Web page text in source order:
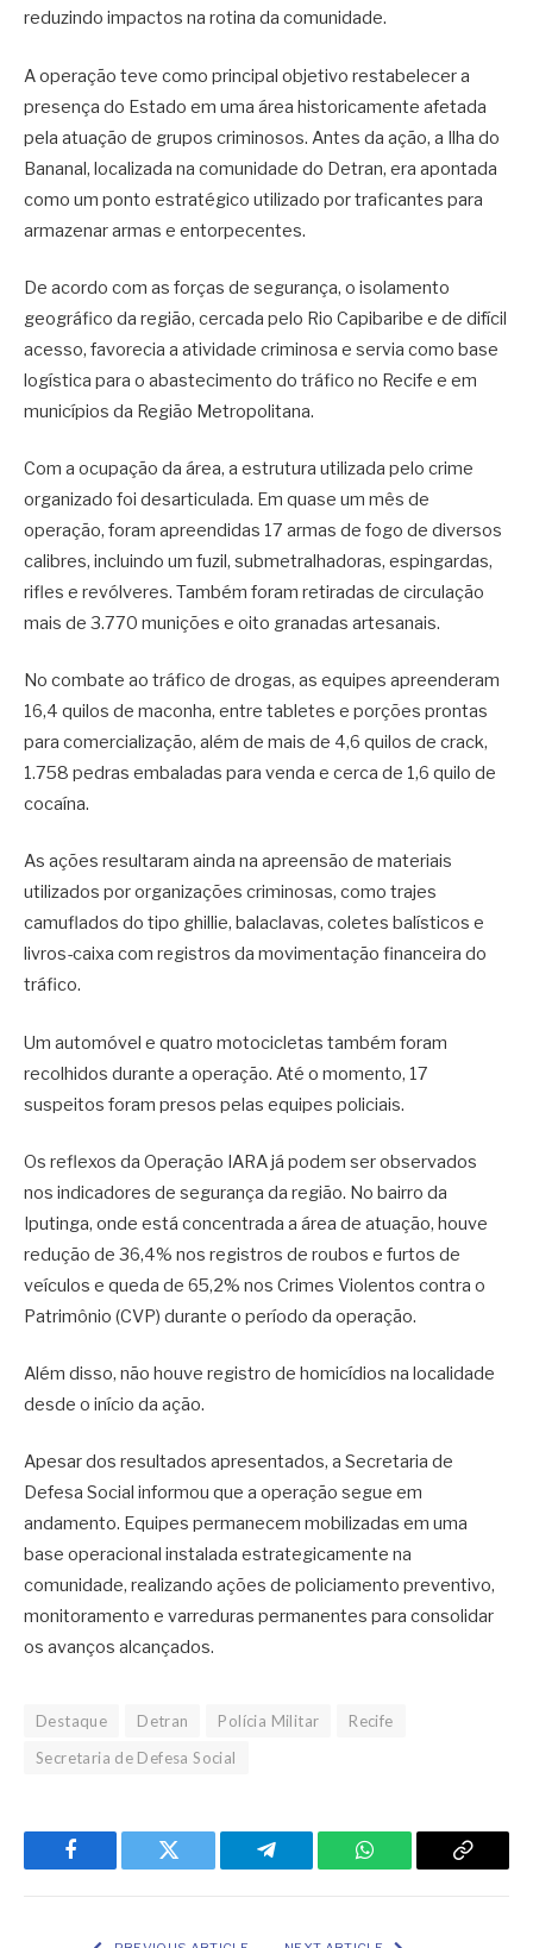
reduzindo impactos na rotina da comunidade.
A operação teve como principal objetivo restabelecer a
presença do Estado em uma área historicamente afetada
pela atuação de grupos criminosos. Antes da ação, a Ilha do
Bananal, localizada na comunidade do Detran, era apontada
como um ponto estratégico utilizado por traficantes para
armazenar armas e entorpecentes.
De acordo com as forças de segurança, o isolamento
geográfico da região, cercada pelo Rio Capibaribe e de difícil
acesso, favorecia a atividade criminosa e servia como base
logística para o abastecimento do tráfico no Recife e em
municípios da Região Metropolitana.
Com a ocupação da área, a estrutura utilizada pelo crime
organizado foi desarticulada. Em quase um mês de
operação, foram apreendidas 17 armas de fogo de diversos
calibres, incluindo um fuzil, submetralhadoras, espingardas,
rifles e revólveres. Também foram retiradas de circulação
mais de 3.770 munições e oito granadas artesanais.
No combate ao tráfico de drogas, as equipes apreenderam
16,4 quilos de maconha, entre tabletes e porções prontas
para comercialização, além de mais de 4,6 quilos de crack,
1.758 pedras embaladas para venda e cerca de 1,6 quilo de
cocaína.
As ações resultaram ainda na apreensão de materiais
utilizados por organizações criminosas, como trajes
camuflados do tipo ghillie, balaclavas, coletes balísticos e
livros-caixa com registros da movimentação financeira do
tráfico.
Um automóvel e quatro motocicletas também foram
recolhidos durante a operação. Até o momento, 17
suspeitos foram presos pelas equipes policiais.
Os reflexos da Operação IARA já podem ser observados
nos indicadores de segurança da região. No bairro da
Iputinga, onde está concentrada a área de atuação, houve
redução de 36,4% nos registros de roubos e furtos de
veículos e queda de 65,2% nos Crimes Violentos contra o
Patrimônio (CVP) durante o período da operação.
Além disso, não houve registro de homicídios na localidade
desde o início da ação.
Apesar dos resultados apresentados, a Secretaria de
Defesa Social informou que a operação segue em
andamento. Equipes permanecem mobilizadas em uma
base operacional instalada estrategicamente na
comunidade, realizando ações de policiamento preventivo,
monitoramento e varreduras permanentes para consolidar
os avanços alcançados.
Destaque Detran Polícia Militar
Recife
Secretaria de Defesa Social
Facebook Twitter Telegram WhatsApp Copy